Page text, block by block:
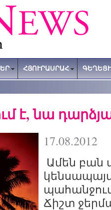
ՀՅՈՒՐԱՍՐԱՀ
է, նա
17.08.2012
Ամեն բան
Ճիշտ